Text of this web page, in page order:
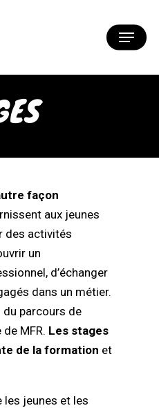
Menu
façon
aux jeunes
des activités
un
d’échanger
dans un métier.
du parcours de
MFR. Les stages
de la formation et
les jeunes et les
Close